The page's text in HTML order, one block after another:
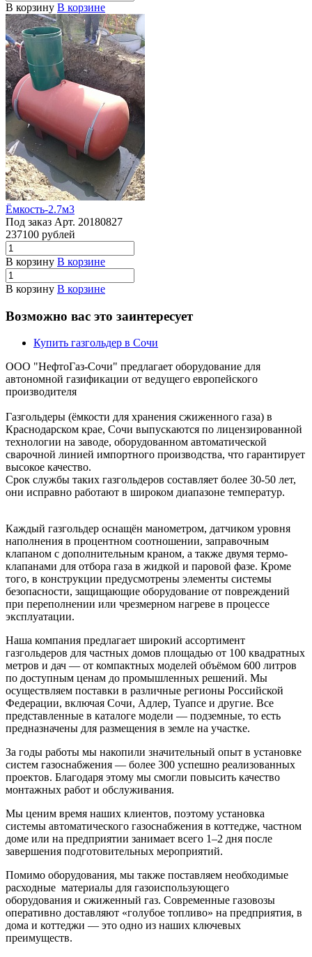
В корзину В корзине
Ёмкость-2.7м3
Под заказ Арт. 20180827
237100 рублей
В корзину В корзине
В корзину В корзине
Возможно вас это заинтересует
Купить газгольдер в Сочи
ООО "НефтоГаз-Сочи" предлагает оборудование для
автономной газификации от ведущего европейского
производителя
Газгольдеры (ёмкости для хранения сжиженного газа) в
Краснодарском крае, Сочи выпускаются по лицензированной
технологии на заводе, оборудованном автоматической
сварочной линией импортного производства, что гарантирует
высокое качество.
Срок службы таких газгольдеров составляет более 30-50 лет,
они исправно работают в широком диапазоне температур.
Каждый газгольдер оснащён манометром, датчиком уровня
наполнения в процентном соотношении, заправочным
клапаном с дополнительным краном, а также двумя термо-
клапанами для отбора газа в жидкой и паровой фазе. Кроме
того, в конструкции предусмотрены элементы системы
безопасности, защищающие оборудование от повреждений
при переполнении или чрезмерном нагреве в процессе
эксплуатации.
Наша компания предлагает широкий ассортимент
газгольдеров для частных домов площадью от 100 квадратных
метров и дач — от компактных моделей объёмом 600 литров
по доступным ценам до промышленных решений. Мы
осуществляем поставки в различные регионы Российской
Федерации, включая Сочи, Адлер, Туапсе и другие. Все
представленные в каталоге модели — подземные, то есть
предназначены для размещения в земле на участке.
За годы работы мы накопили значительный опыт в установке
систем газоснабжения — более 300 успешно реализованных
проектов. Благодаря этому мы смогли повысить качество
монтажных работ и обслуживания.
Мы ценим время наших клиентов, поэтому установка
системы автоматического газоснабжения в коттедже, частном
доме или на предприятии занимает всего 1–2 дня после
завершения подготовительных мероприятий.
Помимо оборудования, мы также поставляем необходимые
расходные материалы для газоиспользующего
оборудования и сжиженный газ. Современные газовозы
оперативно доставляют «голубое топливо» на предприятия, в
дома и коттеджи — это одно из наших ключевых
преимуществ.